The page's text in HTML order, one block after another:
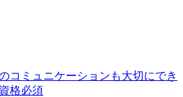
コミュニケーションも大切にでき
格必須